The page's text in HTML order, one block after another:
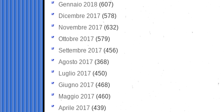
Gennaio 2018 (607)
Dicembre 2017 (578)
Novembre 2017 (632)
Ottobre 2017 (579)
Settembre 2017 (456)
Agosto 2017 (368)
Luglio 2017 (450)
Giugno 2017 (468)
Maggio 2017 (460)
Aprile 2017 (439)